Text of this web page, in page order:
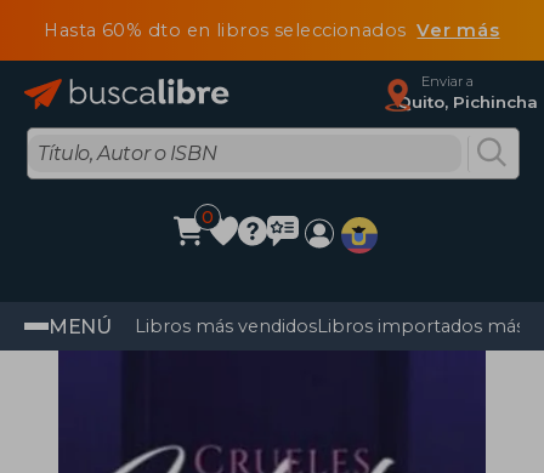
Hasta 60% dto en libros seleccionadosVer más
Enviar a
Quito, Pichincha
0
MENÚ Libros más vendidosLibros importados más